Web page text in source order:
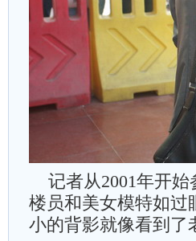
记者从2001年开始
楼员和美女模特如过
小的背影就像看到了